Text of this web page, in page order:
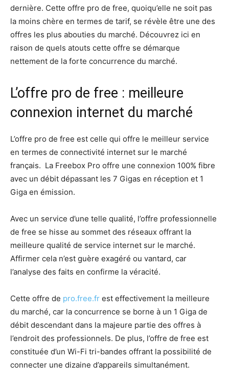
dernière. Cette offre pro de free, quoiqu’elle ne soit pas
la moins chère en termes de tarif, se révèle être une des
offres les plus abouties du marché. Découvrez ici en
raison de quels atouts cette offre se démarque
nettement de la forte concurrence du marché.
L’offre pro de free : meilleure
connexion internet du marché
L’offre pro de free est celle qui offre le meilleur service
en termes de connectivité internet sur le marché
français. La Freebox Pro offre une connexion 100% fibre
avec un débit dépassant les 7 Gigas en réception et 1
Giga en émission.
Avec un service d’une telle qualité, l’offre professionnelle
de free se hisse au sommet des réseaux offrant la
meilleure qualité de service internet sur le marché.
Affirmer cela n’est guère exagéré ou vantard, car
l’analyse des faits en confirme la véracité.
Cette offre de pro.free.fr est effectivement la meilleure
du marché, car la concurrence se borne à un 1 Giga de
débit descendant dans la majeure partie des offres à
l’endroit des professionnels. De plus, l’offre de free est
constituée d’un Wi-Fi tri-bandes offrant la possibilité de
connecter une dizaine d’appareils simultanément.